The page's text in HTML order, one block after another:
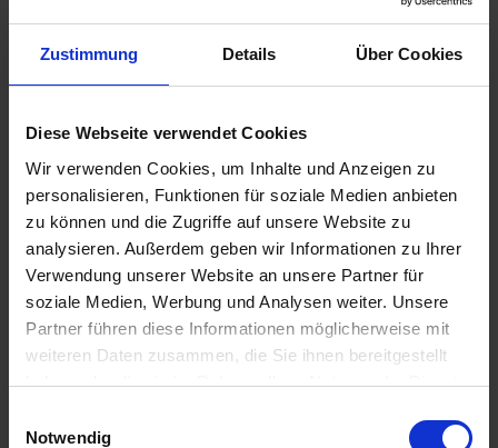
Zustimmung Details Über Cookies
Diese Webseite verwendet Cookies
Wir verwenden Cookies, um Inhalte und Anzeigen zu
personalisieren, Funktionen für soziale Medien anbieten
zu können und die Zugriffe auf unsere Website zu
analysieren. Außerdem geben wir Informationen zu Ihrer
Verwendung unserer Website an unsere Partner für
soziale Medien, Werbung und Analysen weiter. Unsere
Partner führen diese Informationen möglicherweise mit
weiteren Daten zusammen, die Sie ihnen bereitgestellt
haben oder die sie im Rahmen Ihrer Nutzung der Dienste
Notwendig
Elatus Era